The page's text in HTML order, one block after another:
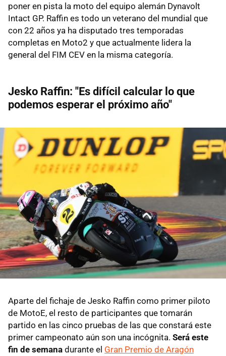
poner en pista la moto del equipo alemán Dynavolt
Intact GP. Raffin es todo un veterano del mundial que
con 22 años ya ha disputado tres temporadas
completas en Moto2 y que actualmente lidera la
general del FIM CEV en la misma categoría.
Jesko Raffin: "Es difícil calcular lo que
podemos esperar el próximo año"
Aparte del fichaje de Jesko Raffin como primer piloto
de MotoE, el resto de participantes que tomarán
partido en las cinco pruebas de las que constará este
primer campeonato aún son una incógnita. Será este
fin de semana durante el Gran Premio de Aragón